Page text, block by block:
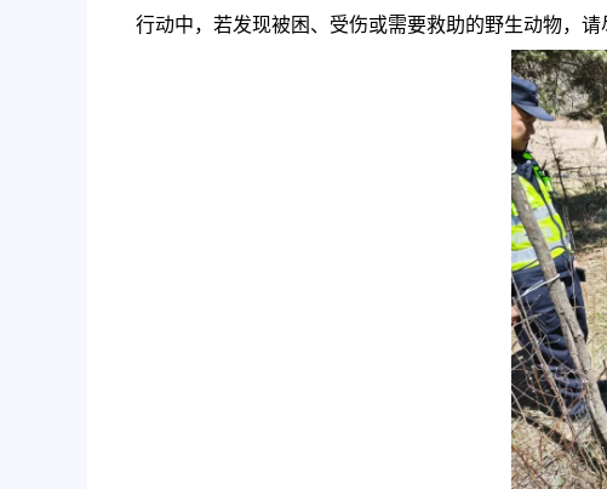
行动中，若发现被困、受伤或需要救助的野生动物，